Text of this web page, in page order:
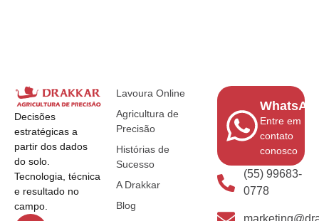
Decisões
estratégicas a
partir dos dados
do solo.
Tecnologia, técnica
e resultado no
campo.
Lavoura Online
Agricultura de
Precisão
Histórias de
Sucesso
A Drakkar
Blog
Entre em
contato
conosco
(55) 99683-
0778